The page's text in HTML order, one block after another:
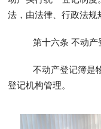
法，由法律、行政法规
第十六条 不动产
不动产登记簿是物
登记机构管理。